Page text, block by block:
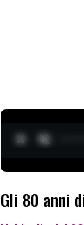
Gli 80 anni